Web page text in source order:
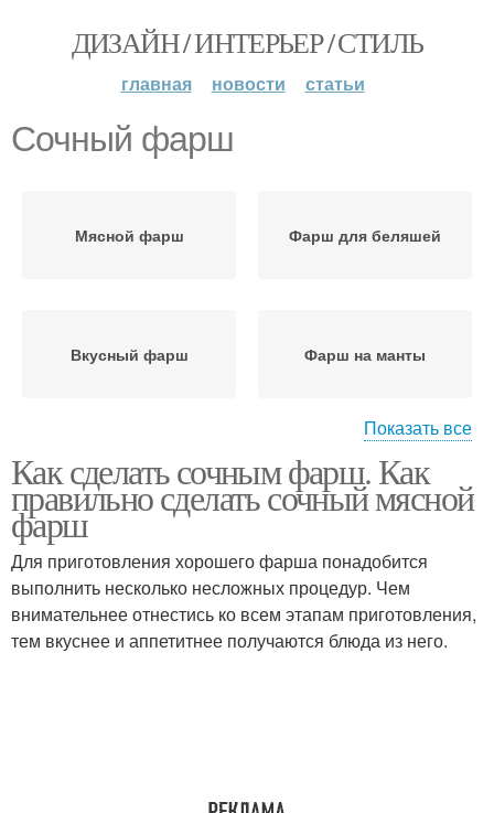
ДИЗАЙН / ИНТЕРЬЕР / СТИЛЬ
главная новости статьи
Сочный фарш
Мясной фарш Фарш для беляшей
Вкусный фарш Фарш на манты
Фарш для начинки Фарш для мантов
Показать все
Как сделать сочным фарш. Как
правильно сделать сочный мясной
фарш
Для приготовления хорошего фарша понадобится
выполнить несколько несложных процедур. Чем
внимательнее отнестись ко всем этапам приготовления,
тем вкуснее и аппетитнее получаются блюда из него.